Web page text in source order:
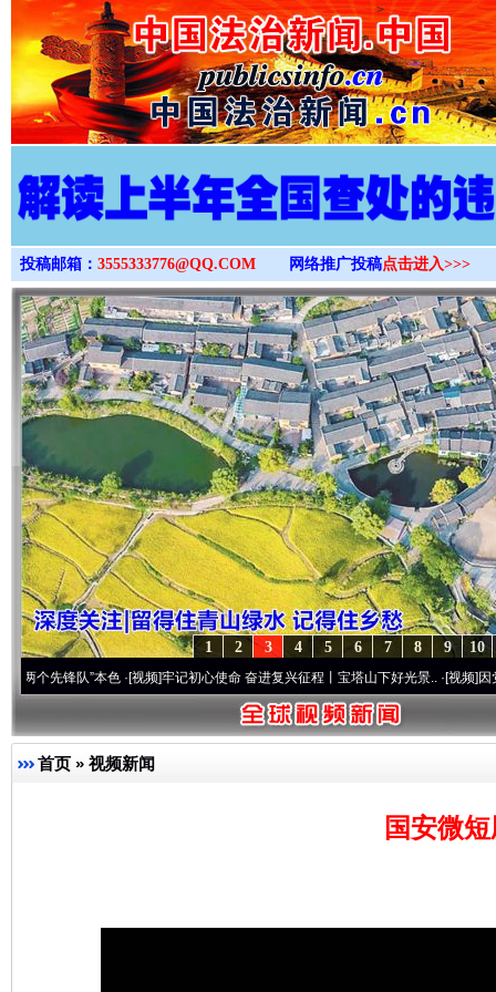
>
投稿邮箱： 3555333776@QQ.COM 网络推广投稿点击进入>>>
10
9
8
7
6
5
4
3
2
1
队”本色·[视频]牢记初心使命 奋进复兴征程丨宝塔山下好光景..·[视频]因党而生 为
首页 » 视频新闻
国安微